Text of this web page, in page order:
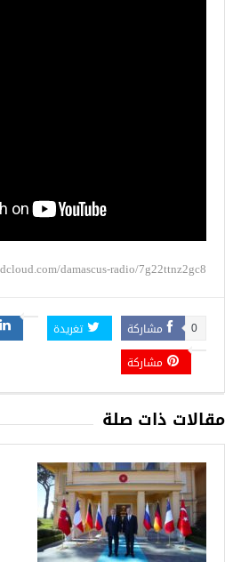
damascus-radio/7g22ttnz2gc8
مشاركة 0 تغريدة
مشاركة
مقالات ذات صلة